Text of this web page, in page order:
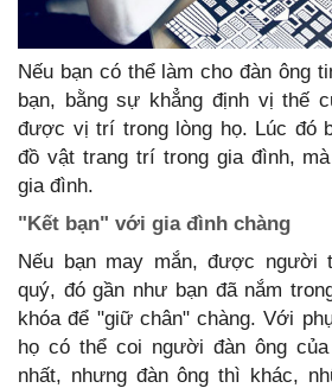
Nếu bạn có thể làm cho đàn ông
bạn, bằng sự khẳng định vị thế
được vị trí trong lòng họ. Lúc đó
đồ vật trang trí trong gia đình,
gia đình.
"Kết bạn" với gia đình chàng
Nếu bạn may mắn, được người
quý, đó gần như bạn đã nắm
khóa để "giữ chân" chàng. Với
họ có thể coi người đàn ông
nhất, nhưng đàn ông thì khác,